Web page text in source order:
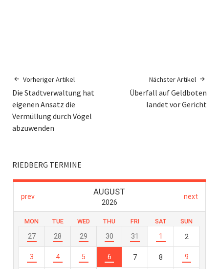
Vorheriger Artikel
Die Stadtverwaltung hat
eigenen Ansatz die
Vermüllung durch Vögel
abzuwenden
Nächster Artikel
Überfall auf Geldboten
landet vor Gericht
RIEDBERG TERMINE